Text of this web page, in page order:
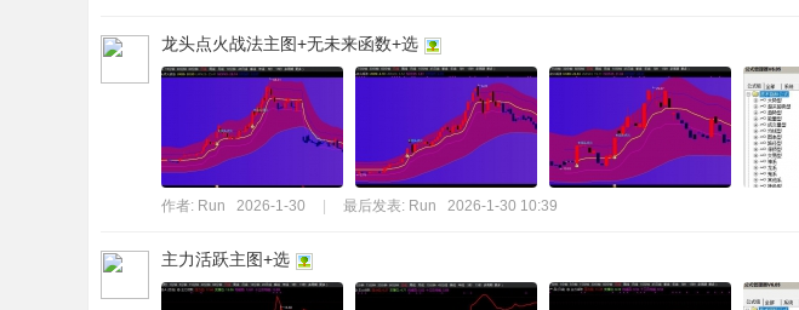
龙头点火战法主图+无未来函数+选
作者: Run 2026-1-30 最后发表: Run 2026-1-30 10:39
主力活跃主图+选